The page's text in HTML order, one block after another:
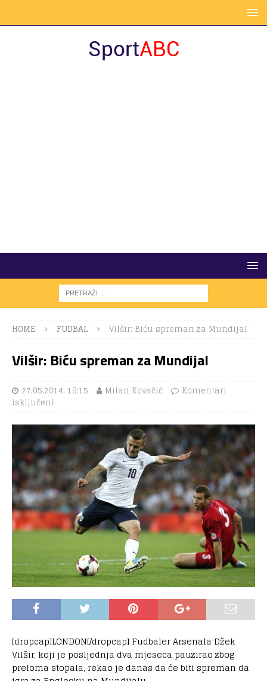
HOME FUDBAL Vilšir: Biću spreman za Mundijal
Vilšir: Biću spreman za Mundijal
27.05.2014. 16:15 Milan Kovačić
Komentari
isključeni
[dropcap]LONDON[/dropcap] Fudbaler Arsenala Džek
Vilšir, koji je posljednja dva mjeseca pauzirao zbog
preloma stopala, rekao je danas da će biti spreman da